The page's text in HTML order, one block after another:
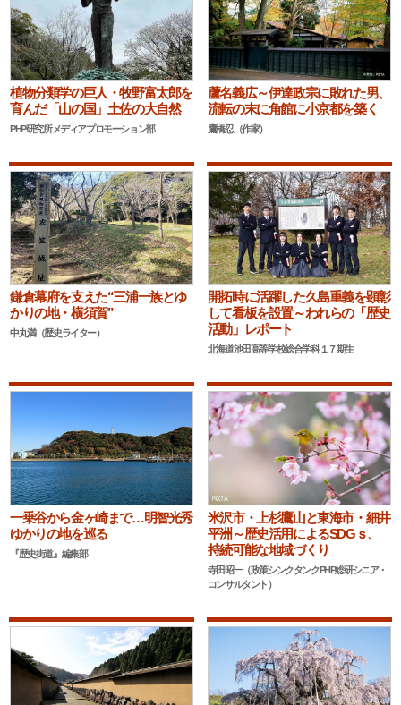
植物分類学の巨人・牧野富太郎を
育んだ「山の国」土佐の大自然
PHP研究所メディアプロモーション部
蘆名義広～伊達政宗に敗れた男、
流転の末に角館に小京都を築く
鷹橋忍（作家）
鎌倉幕府を支えた“三浦一族とゆ
かりの地・横須賀”
中丸満（歴史ライター）
開拓時に活躍した久島重義を顕彰
して看板を設置～われらの「歴史
活動」レポート
北海道池田高等学校総合学科１７期生
一乗谷から金ヶ崎まで…明智光秀
ゆかりの地を巡る
『歴史街道』編集部
米沢市・上杉鷹山と東海市・細井
平洲～歴史活用によるSDGｓ、
持続可能な地域づくり
寺田昭一（政策シンクタンクPHP総研シニア・
コンサルタント）